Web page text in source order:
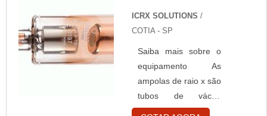
principalmente em
cirurgias. Indicado
para pequenas
cirurgias, o
equipamento pode
ICRX SOLUTIONS /
COTIA - SP
Saiba mais sobre o
equipamento As
ampolas de raio x são
tubos de vácuo
responsáveis por